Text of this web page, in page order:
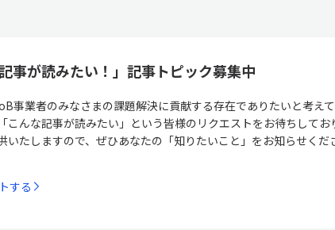
事が読みたい！」 記事トピック募集中
事業者のみなさまの課題解決に貢献する存在でありたいと考え
こんな記事が読みたい」という皆様のリクエストをお待ちして
いたしますので、ぜひあなたの「知りたいこと」をお知らせくだ
する